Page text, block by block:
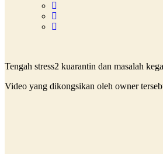
Tengah stress2 kuarantin dan masalah
Video yang dikongsikan oleh owner